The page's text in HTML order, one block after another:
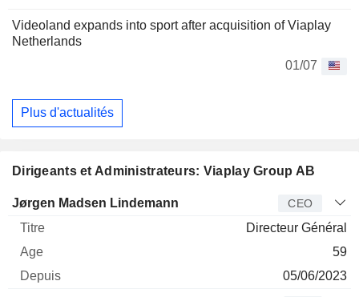
Videoland expands into sport after acquisition of Viaplay
Netherlands
01/07
Plus d'actualités
Dirigeants et Administrateurs: Viaplay Group AB
Dirigeant Titre Age Depuis
Jørgen Madsen Lindemann CEO
Directeur Général
59
05/06/2023